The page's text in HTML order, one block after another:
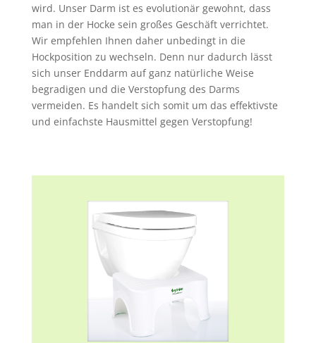
wird. Unser Darm ist es evolutionär gewohnt, dass
man in der Hocke sein großes Geschäft verrichtet.
Wir empfehlen Ihnen daher unbedingt in die
Hockposition zu wechseln. Denn nur dadurch lässt
sich unser Enddarm auf ganz natürliche Weise
begradigen und die Verstopfung des Darms
vermeiden. Es handelt sich somit um das effektivste
und einfachste Hausmittel gegen Verstopfung!